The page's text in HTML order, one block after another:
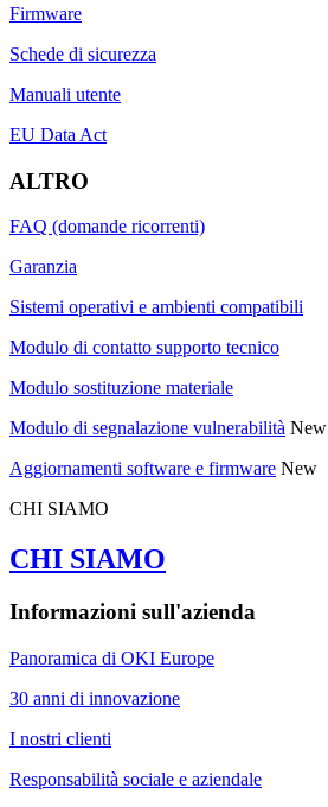
Firmware
Schede di sicurezza
Manuali utente
EU Data Act
ALTRO
FAQ (domande ricorrenti)
Garanzia
Sistemi operativi e ambienti compatibili
Modulo di contatto supporto tecnico
Modulo sostituzione materiale
Modulo di segnalazione vulnerabilità New
Aggiornamenti software e firmware New
CHI SIAMO
CHI SIAMO
Informazioni sull'azienda
Panoramica di OKI Europe
30 anni di innovazione
I nostri clienti
Responsabilità sociale e aziendale